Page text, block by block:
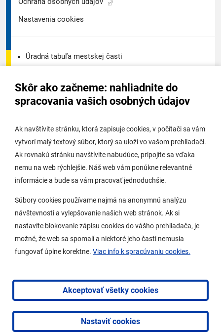
Skôr ako začneme: nahliadnite do
spracovania vašich osobných údajov
Ak navštívite stránku, ktorá zapisuje cookies, v počítači sa vám
vytvorí malý textový súbor, ktorý sa uloží vo vašom prehliadači.
Ak rovnakú stránku navštívite nabudúce, pripojíte sa vďaka
nemu na web rýchlejšie. Náš web vám ponúkne relevantné
informácie a bude sa vám pracovať jednoduchšie.
Súbory cookies používame najmä na anonymnú analýzu
návštevnosti a vylepšovanie našich web stránok. Ak si
nastavíte blokovanie zápisu cookies do vášho prehliadača, je
možné, že web sa spomalí a niektoré jeho časti nemusia
fungovať úplne korektne. Viac info k spracúvaniu cookies.
Akceptovať všetky cookies
Nastaviť cookies
Nastavenia cookies
Úradná tabuľa mestskej časti
Úradná tabuľa stavebného úradu
Potrebujem vybaviť
Samospráva
O Lamači
Mobilná aplikácia
Kontakty
Vyhlásenie o prístupnosti